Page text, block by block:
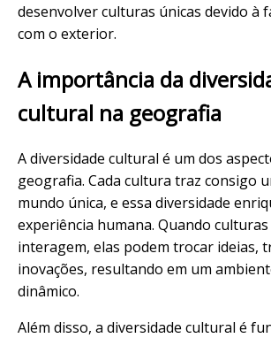
desenvolver culturas únicas devido à
com o exterior.
A importância da
cultural na geografia
A diversidade cultural é um dos
geografia. Cada cultura traz consigo
mundo única, e essa diversidade
experiência humana. Quando
interagem, elas podem trocar ideias,
inovações, resultando em um
dinâmico.
Além disso, a diversidade cultural é